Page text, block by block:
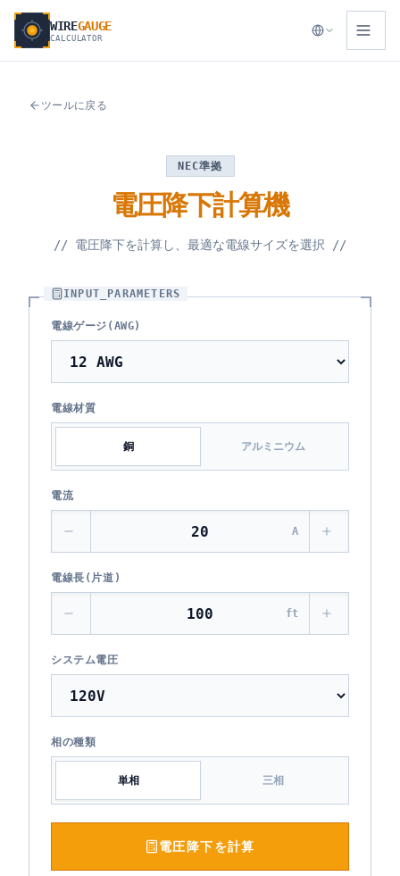
WIREGAUGE
CALCULATOR
ツールに戻る
NEC準拠
電圧降下計算機
// 電圧降下を計算し、最適な電線サイズを選択 //
INPUT_PARAMETERS
電線ゲージ(AWG)
電線材質
銅 アルミニウム
電流
A
電線長(片道)
ft
システム電圧
相の種類
単相 三相
電圧降下を計算